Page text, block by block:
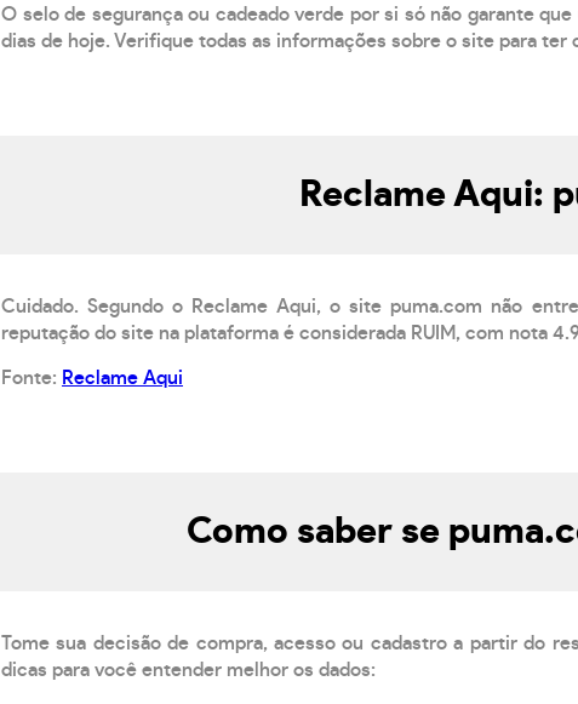
O selo de segurança ou cadeado verde por si só não garante
dias de hoje. Verifique todas as informações sobre o site para ter
Reclame Aqui:
Cuidado. Segundo o Reclame Aqui, o site puma.com não
reputação do site na plataforma é considerada RUIM, com nota
Fonte: Reclame Aqui
Como saber se
Tome sua decisão de compra, acesso ou cadastro a partir do
dicas para você entender melhor os dados: